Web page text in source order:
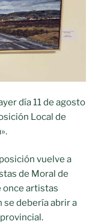
día 11 de agosto
Local de
vuelve a
de Moral de
once artistas
se debería abrir a